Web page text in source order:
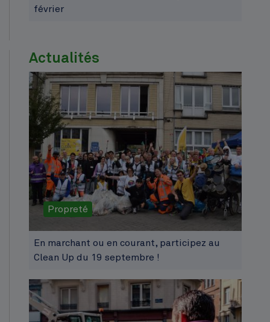
février
Actualités
Propreté
En marchant ou en courant, participez au
Clean Up du 19 septembre !